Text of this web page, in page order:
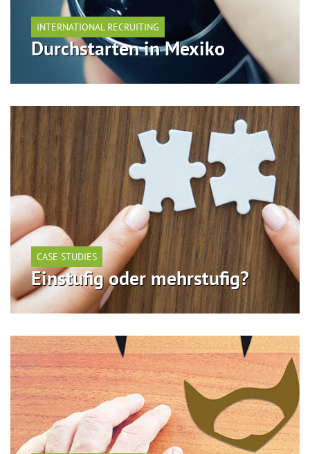
INTERNATIONAL RECRUITING
Durchstarten in Mexiko
CASE STUDIES
Einstufig oder mehrstufig?